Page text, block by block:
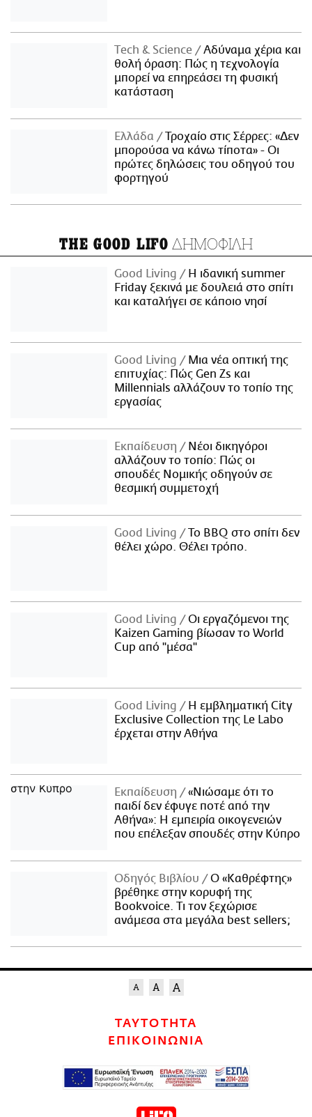
Τech & Science
Αδύναμα χέρια και
θολή όραση: Πώς η τεχνολογία
μπορεί να επηρεάσει τη φυσική
κατάσταση
Ελλάδα
Τροχαίο στις Σέρρες: «Δεν
μπορούσα να κάνω τίποτα» - Οι
πρώτες δηλώσεις του οδηγού του
φορτηγού
THE GOOD LIFO ΔΗΜΟΦΙΛΗ
Good Living
Η ιδανική summer
Friday ξεκινά με δουλειά στο σπίτι
και καταλήγει σε κάποιο νησί
Good Living
Μια νέα οπτική της
επιτυχίας: Πώς Gen Zs και
Millennials αλλάζουν το τοπίο της
εργασίας
Εκπαίδευση
Νέοι δικηγόροι
αλλάζουν το τοπίο: Πώς οι
σπουδές Νομικής οδηγούν σε
θεσμική συμμετοχή
Good Living
Το BBQ στο σπίτι δεν
θέλει χώρο. Θέλει τρόπο.
Good Living
Οι εργαζόμενοι της
Kaizen Gaming βίωσαν το World
Cup από "μέσα"
Good Living
Η εμβληματική City
Exclusive Collection της Le Labo
έρχεται στην Αθήνα
Εκπαίδευση
«Νιώσαμε ότι το
παιδί δεν έφυγε ποτέ από την
Αθήνα»: Η εμπειρία οικογενειών
που επέλεξαν σπουδές στην Κύπρο
Οδηγός Βιβλίου
Ο «Καθρέφτης»
βρέθηκε στην κορυφή της
Bookvoice. Τι τον ξεχώρισε
ανάμεσα στα μεγάλα best sellers;
ΤΑΥΤΟΤΗΤΑ
ΕΠΙΚΟΙΝΩΝΙΑ